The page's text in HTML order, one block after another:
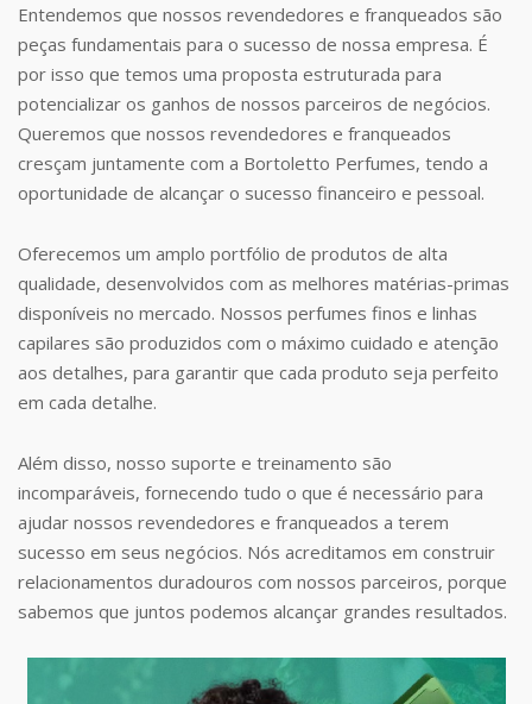
Entendemos que nossos revendedores e franqueados são
peças fundamentais para o sucesso de nossa empresa. É
por isso que temos uma proposta estruturada para
potencializar os ganhos de nossos parceiros de negócios.
Queremos que nossos revendedores e franqueados
cresçam juntamente com a Bortoletto Perfumes, tendo a
oportunidade de alcançar o sucesso financeiro e pessoal.
Oferecemos um amplo portfólio de produtos de alta
qualidade, desenvolvidos com as melhores matérias-primas
disponíveis no mercado. Nossos perfumes finos e linhas
capilares são produzidos com o máximo cuidado e atenção
aos detalhes, para garantir que cada produto seja perfeito
em cada detalhe.
Além disso, nosso suporte e treinamento são
incomparáveis, fornecendo tudo o que é necessário para
ajudar nossos revendedores e franqueados a terem
sucesso em seus negócios. Nós acreditamos em construir
relacionamentos duradouros com nossos parceiros, porque
sabemos que juntos podemos alcançar grandes resultados.